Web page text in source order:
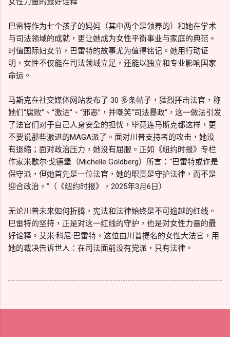
巴雷特作为七个孩子的妈妈（其中两个是领养的）和她在学术
与司法领域的成就，更让她成为女性平衡事业与家庭的典范。
时值国际妇女节，巴雷特的故事尤为值得铭记。她用行动证
明，女性不仅能在司法领域立足，还能以独立和专业影响国家
命运。
马斯克在社交媒体网站发布了 30 多条帖子，猛烈抨击法官，称
她们“腐败”、“激进”、“邪恶”，并嘲笑“司法暴政”，这一做法引发
了法官们对于自己人身安全的担忧，毕竟连马斯克都这样，更
不要说那些激进的MAGA派了。面对川普支持者的攻击，她没
有退缩；面对政治压力，她没有屈服。正如《纽约时报》专栏
作家米歇尔·戈德堡（Michelle Goldberg）所言：“巴雷特或许是
保守派，但她首先是一位法官，她的职责是守护法律，而不是
迎合政治。”（《纽约时报》，2025年3月6日）
无论川普未来如何折腾，宪法和法律始终是不可逾越的红线。
巴雷特的坚持，正是对这一红线的守护，也是对女性力量的最
好诠释。艾米·科尼·巴雷特，这位由川普提名的女性大法官，用
她的裁决告诉世人：在司法面前没有党派，只有法律。